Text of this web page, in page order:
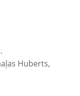
Huberts,